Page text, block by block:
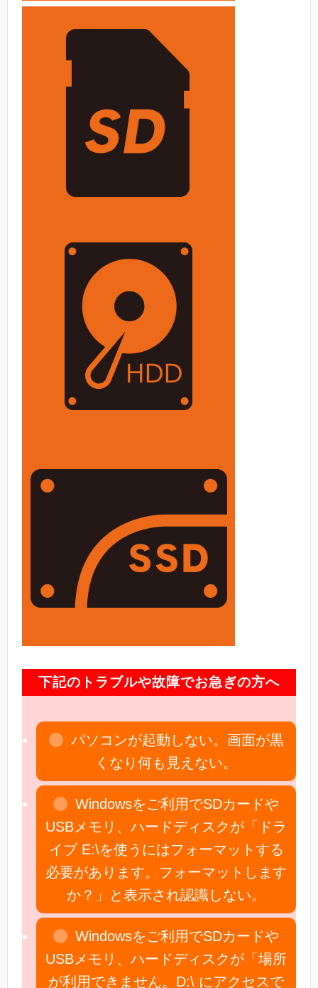
下記のトラブルや故障でお急ぎの方へ
パソコンが起動しない。画面が黒
くなり何も見えない。
Windowsをご利用でSDカードや
USBメモリ、ハードディスクが「ドラ
イブ E:\を使うにはフォーマットする
必要があります。フォーマットします
か？」と表示され認識しない。
Windowsをご利用でSDカードや
USBメモリ、ハードディスクが「場所
が利用できません。D:\ にアクセスで